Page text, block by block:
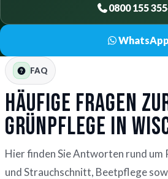
0800 155
WhatsApp
FAQ
Häufige Fragen
Grünpflege in
Hier finden Sie Antworten rund um
und Strauchschnitt, Beetpflege